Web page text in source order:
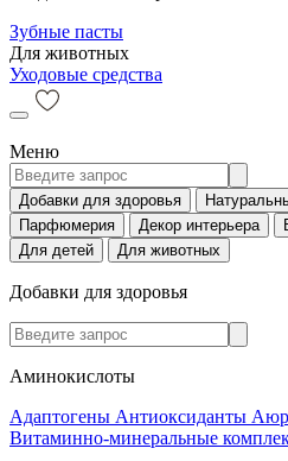
Зубные пасты
Для животных
Уходовые средства
Меню
Добавки для здоровья
Парфюмерия
Декор интерьера
Для детей
Для животных
Добавки для здоровья
Аминокислоты
Адаптогены Антиоксиданты
Витаминно-минеральные